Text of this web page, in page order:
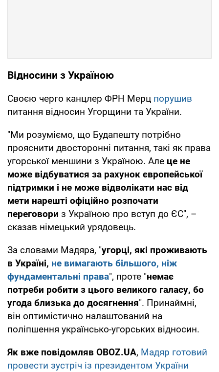
Відносини з Україною
Своєю черго канцлер ФРН Мерц порушив
питання відносин Угорщини та України.
"Ми розуміємо, що Будапешту потрібно
прояснити двосторонні питання, такі як права
угорської меншини з Україною. Але це не
може відбуватися за рахунок європейської
підтримки і не може відволікати нас від
мети нарешті офіційно розпочати
переговори з Україною про вступ до ЄС", –
сказав німецький урядовець.
За словами Мадяра, "угорці, які проживають
в Україні, не вимагають більшого, ніж
фундаментальні права", проте "немає
потреби робити з цього великого галасу, бо
угода близька до досягнення". Принаймні,
він оптимістично налаштований на
поліпшення українсько-угорських відносин.
Як вже повідомляв OBOZ.UA, Мадяр готовий
провести зустріч із президентом України